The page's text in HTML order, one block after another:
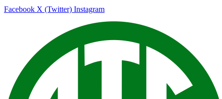
Facebook X (Twitter) Instagram